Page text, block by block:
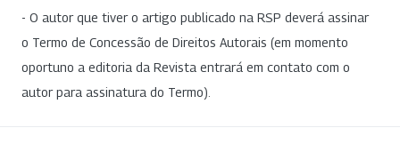
- O autor que tiver o artigo publicado na RSP deverá assinar
o Termo de Concessão de Direitos Autorais (em momento
oportuno a editoria da Revista entrará em contato com o
autor para assinatura do Termo).